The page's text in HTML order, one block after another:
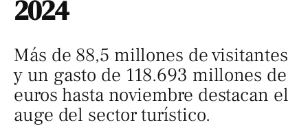
2024
Más de 88,5 millones de visitantes
y un gasto de 118.693 millones de
euros hasta noviembre destacan el
auge del sector turístico.